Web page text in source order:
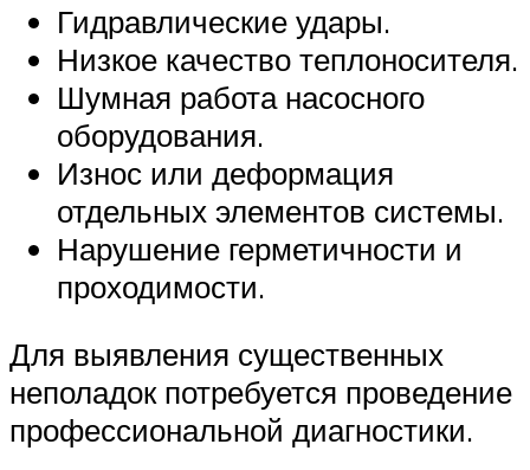
Гидравлические удары.
Низкое качество теплоносителя.
Шумная работа насосного
оборудования.
Износ или деформация
отдельных элементов системы.
Нарушение герметичности и
проходимости.
Для выявления существенных
неполадок потребуется проведение
профессиональной диагностики.